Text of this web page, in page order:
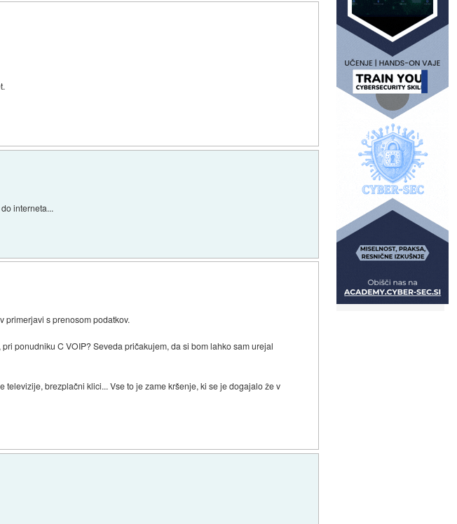
interneta...
primerjavi s prenosom podatkov.
ponudniku C VOIP? Seveda pričakujem, da si bom lahko sam urejal
brezplačni klici... Vse to je zame kršenje, ki se je dogajalo že v